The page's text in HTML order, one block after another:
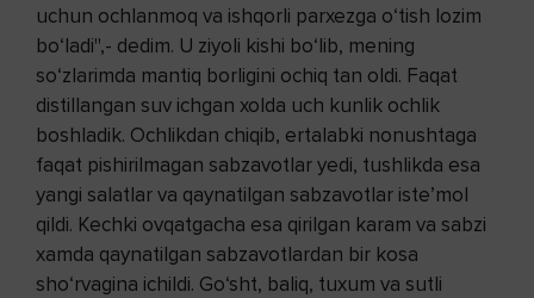
uchun ochlanmoq va ishqorli parxezga o‘tish lozim
bo‘ladi",- dedim. U ziyoli kishi bo‘lib, mening
so‘zlarimda mantiq borligini ochiq tan oldi. Faqat
distillangan suv ichgan xolda uch kunlik ochlik
boshladik. Ochlikdan chiqib, ertalabki nonushtaga
faqat pishirilmagan sabzavotlar yedi, tushlikda esa
yangi salatlar va qaynatilgan sabzavotlar iste’mol
qildi. Kechki ovqatgacha esa qirilgan karam va sabzi
xamda qaynatilgan sabzavotlardan bir kosa
sho‘rvagina ichildi. Go‘sht, baliq, tuxum va sutli